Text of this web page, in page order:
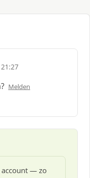
Melden
account — zo